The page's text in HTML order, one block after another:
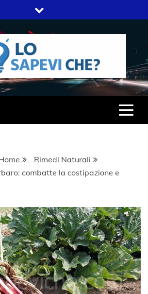
SAPEVI
CHE?
DEL GRUPPO LIFELIVE
Rimedi Naturali
combatte la costipazione e